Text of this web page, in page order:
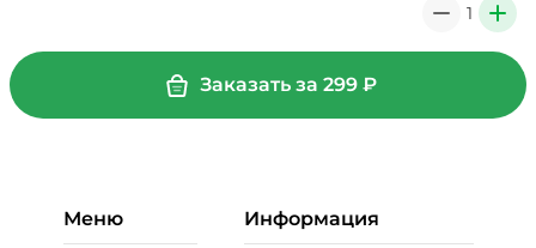
+ Картофель фри (20 г)/ 20
+ Кетчуп (10 г)/10 г
1 +
Заказать за 299₽
Меню Информация